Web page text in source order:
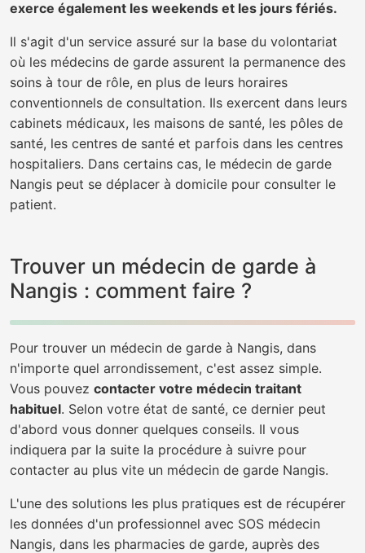
exerce également les weekends et les jours fériés.
Il s'agit d'un service assuré sur la base du volontariat
où les médecins de garde assurent la permanence des
soins à tour de rôle, en plus de leurs horaires
conventionnels de consultation. Ils exercent dans leurs
cabinets médicaux, les maisons de santé, les pôles de
santé, les centres de santé et parfois dans les centres
hospitaliers. Dans certains cas, le médecin de garde
Nangis peut se déplacer à domicile pour consulter le
patient.
Trouver un médecin de garde à
Nangis : comment faire ?
Pour trouver un médecin de garde à Nangis, dans
n'importe quel arrondissement, c'est assez simple.
Vous pouvez contacter votre médecin traitant
habituel. Selon votre état de santé, ce dernier peut
d'abord vous donner quelques conseils. Il vous
indiquera par la suite la procédure à suivre pour
contacter au plus vite un médecin de garde Nangis.
L'une des solutions les plus pratiques est de récupérer
les données d'un professionnel avec SOS médecin
Nangis, dans les pharmacies de garde, auprès des